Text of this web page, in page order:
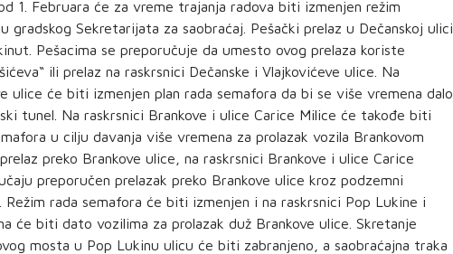
1. Februara će za vreme trajanja radova biti izmenjen režim
gradskog Sekretarijata za saobraćaj. Pešački prelaz u Dečanskoj ulici
Pešacima se preporučuje da umesto ovog prelaza koriste
ili prelaz na raskrsnici Dečanske i Vlajkovićeve ulice. Na
ulice će biti izmenjen plan rada semafora da bi se više vremena dalo
tunel. Na raskrsnici Brankove i ulice Carice Milice će takođe biti
u cilju davanja više vremena za prolazak vozila Brankovom
preko Brankove ulice, na raskrsnici Brankove i ulice Carice
preporučen prelazak preko Brankove ulice kroz podzemni
Režim rada semafora će biti izmenjen i na raskrsnici Pop Lukine i
će biti dato vozilima za prolazak duž Brankove ulice. Skretanje
mosta u Pop Lukinu ulicu će biti zabranjeno, a saobraćajna traka